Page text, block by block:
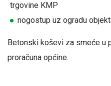
trgovine KMP
nogostup uz ogradu
Betonski koševi za smeće u
proračuna općine.